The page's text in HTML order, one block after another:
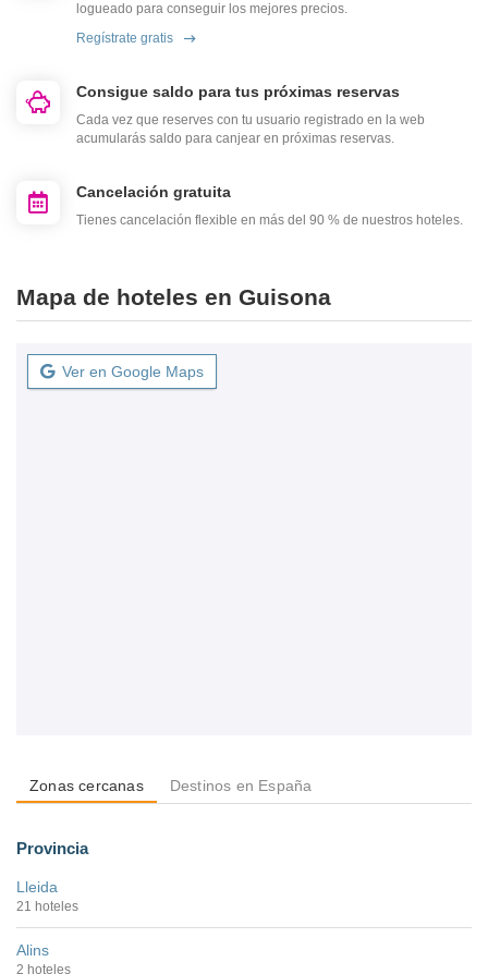
logueado para conseguir los mejores precios.
Regístrate gratis
Consigue saldo para tus próximas reservas
Cada vez que reserves con tu usuario registrado en la web
acumularás saldo para canjear en próximas reservas.
Cancelación gratuita
Tienes cancelación flexible en más del 90 % de nuestros hoteles.
Mapa de hoteles en Guisona
Ver en Google Maps
Zonas cercanas Destinos en España
Provincia
Lleida
21 hoteles
Alins
2 hoteles